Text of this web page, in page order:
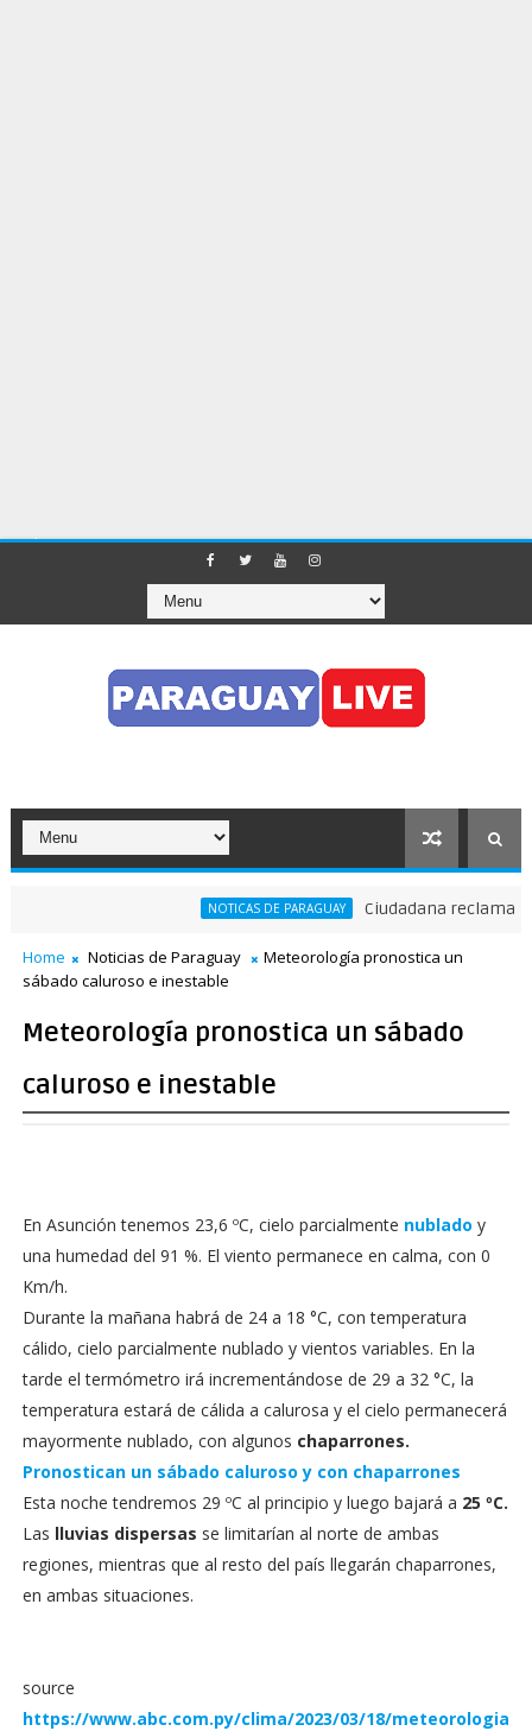
NOTICAS DE PARAGUAY Ciudadana reclama a
el tránsito en pleno Puente de la Amistad
Home Noticias de Paraguay
Meteorología pronostica un
sábado caluroso e inestable
Meteorología pronostica un sábado
caluroso e inestable
En Asunción tenemos 23,6 ºC, cielo parcialmente nublado y
una humedad del 91 %. El viento permanece en calma, con 0
Km/h.
Durante la mañana habrá de 24 a 18 °C, con temperatura
cálido, cielo parcialmente nublado y vientos variables. En la
tarde el termómetro irá incrementándose de 29 a 32 °C, la
temperatura estará de cálida a calurosa y el cielo permanecerá
mayormente nublado, con algunos chaparrones.
Pronostican un sábado caluroso y con chaparrones
Esta noche tendremos 29 ºC al principio y luego bajará a 25 ºC.
Las lluvias dispersas se limitarían al norte de ambas
regiones, mientras que al resto del país llegarán chaparrones,
en ambas situaciones.
source
https://www.abc.com.py/clima/2023/03/18/meteorologia